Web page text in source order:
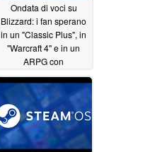
Ondata di voci su
Blizzard: i fan sperano
in un "Classic Plus", in
"Warcraft 4" e in un
ARPG con
protagonista Arthas
06/18/2026